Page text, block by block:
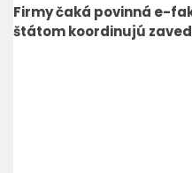
Firmy čaká povinná e-
štátom koordinujú